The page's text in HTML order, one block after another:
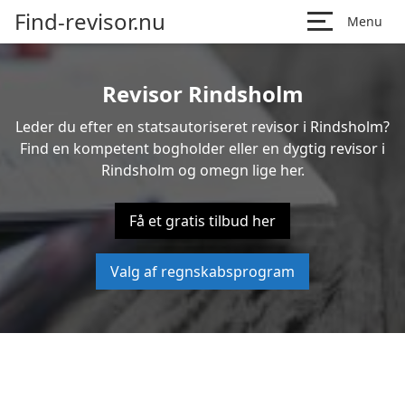
Find-revisor.nu Menu
Revisor Rindsholm
Leder du efter en statsautoriseret revisor i Rindsholm?
Find en kompetent bogholder eller en dygtig revisor i
Rindsholm og omegn lige her.
Få et gratis tilbud her
Valg af regnskabsprogram